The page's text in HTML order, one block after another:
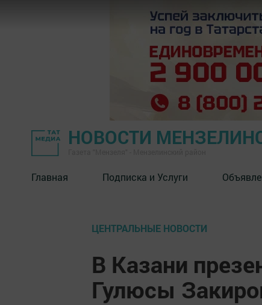
НОВОСТИ
Главная Подписка и Услуги
ЦЕНТРАЛЬНЫЕ НОВОСТИ
В Казани
Гулюсы